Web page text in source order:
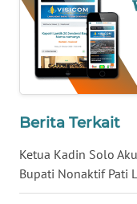
Berita Terkait
Ketua Kadin Solo
Bupati Nonaktif Pati
BENGKULU
WN
LAMPUNG
WN
WN
NUSANTARA